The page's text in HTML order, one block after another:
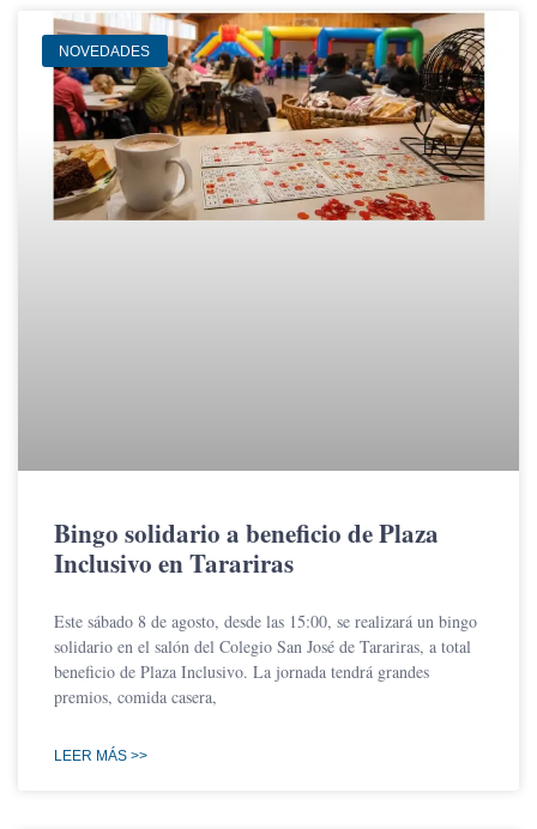
NOVEDADES
Bingo solidario a beneficio de Plaza
Inclusivo en Tarariras
Este sábado 8 de agosto, desde las 15:00, se realizará un bingo
solidario en el salón del Colegio San José de Tarariras, a total
beneficio de Plaza Inclusivo. La jornada tendrá grandes
premios, comida casera,
LEER MÁS >>